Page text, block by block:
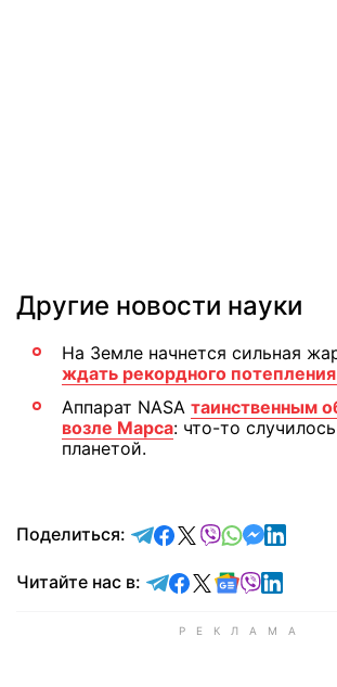
Другие новости науки
На Земле начнется сильная
ждать рекордного
Аппарат NASA таинственным
возле Марса: что-то
планетой.
Поделиться: отправить в Telegram
поделиться в
поделиться в X
отправить в
отправить
Читайте нас в: Читайте в Telegram
Читайте в
Читайте в X
Читайте в
Читайте